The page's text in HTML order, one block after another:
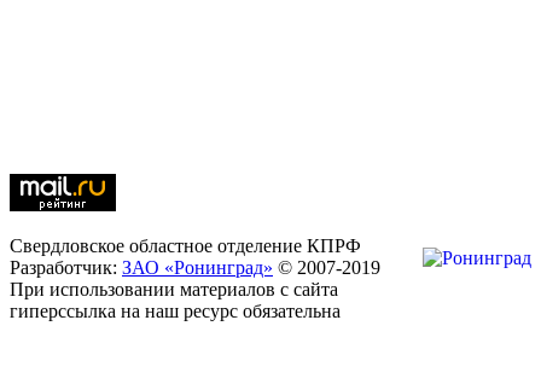
Свердловское областное отделение КПРФ
Разработчик: ЗАО «Ронинград» © 2007-2019
При использовании материалов с сайта
гиперссылка на наш ресурс обязательна